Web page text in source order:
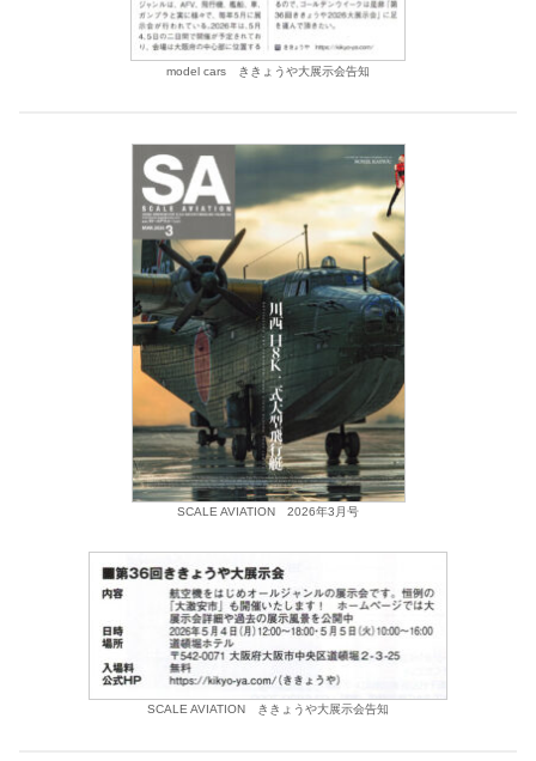
model cars ききょうや大展示会告知
SCALE AVIATION 2026年3月号
SCALE AVIATION ききょうや大展示会告知